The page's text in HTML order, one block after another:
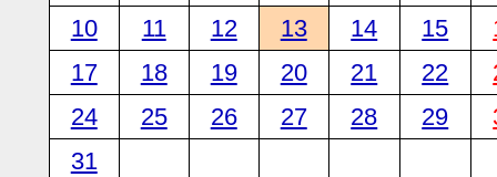
10
11 12 13 14 15
17
18 19 20 21 22
24
25 26 27 28 29
31